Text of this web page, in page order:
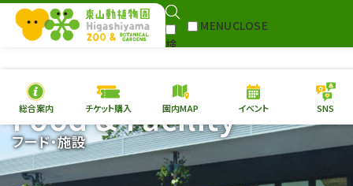
検
MENUCLOSE
本日の開園情報 チケ
園内MAP
総合案内 チケット購入 園内MAP イベント SNS
Food & Facility
フード・施設